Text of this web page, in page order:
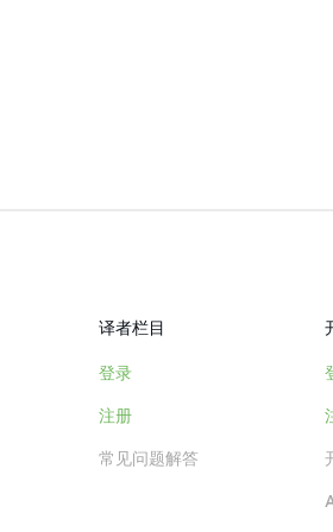
译者栏目
登录
注册
常见问题解答